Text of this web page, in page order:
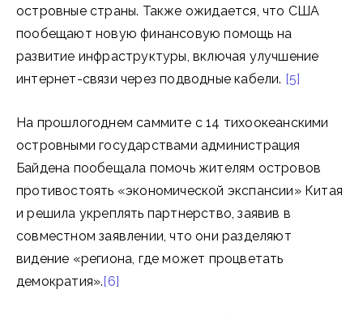
островные страны. Также ожидается, что США
пообещают новую финансовую помощь на
развитие инфраструктуры, включая улучшение
интернет-связи через подводные кабели. [5]
На прошлогоднем саммите с 14 тихоокеанскими
островными государствами администрация
Байдена пообещала помочь жителям островов
противостоять «экономической экспансии» Китая
и решила укреплять партнерство, заявив в
совместном заявлении, что они разделяют
видение «региона, где может процветать
демократия».[6]